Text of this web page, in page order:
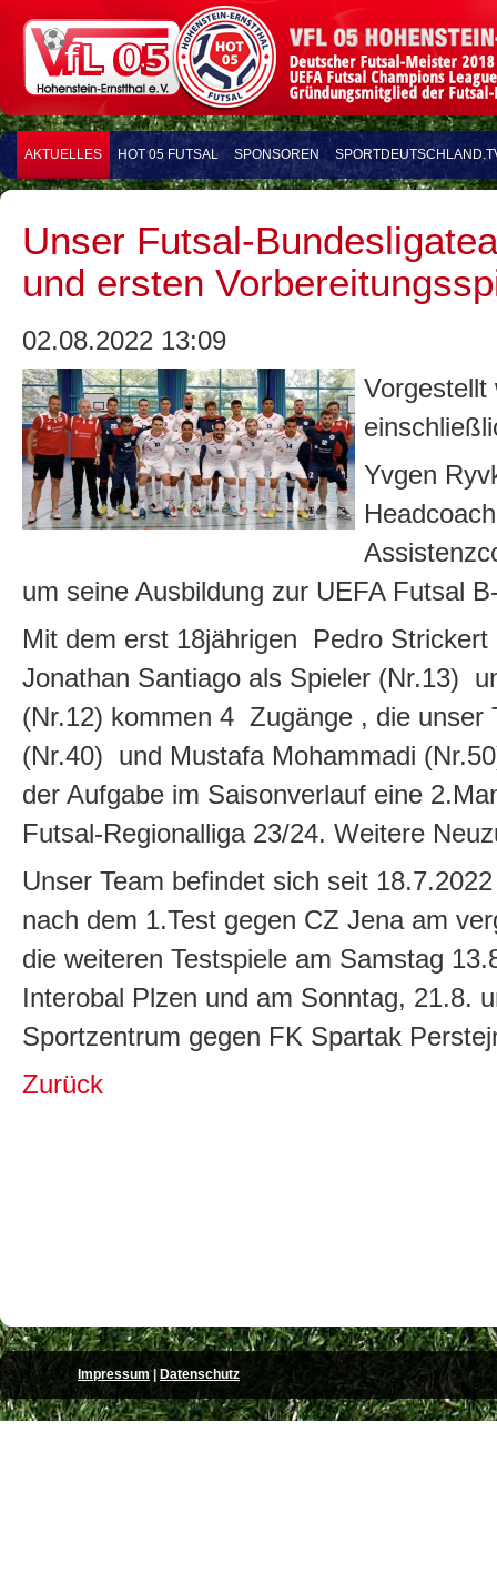
AKTUELLES HOT 05 FUTSAL SPONSOREN
Unser Futsal-
und ersten
02.08.2022 13:09
Vorgestellt
Yvgen
um seine Ausbildung zur UEFA Futsal
Mit dem erst 18jährigen Pedro
Jonathan Santiago als Spieler (Nr.13)
(Nr.12) kommen 4 Zugänge , die unser
(Nr.40) und Mustafa Mohammadi
der Aufgabe im Saisonverlauf eine
Futsal-Regionalliga 23/24. Weitere
Unser Team befindet sich seit
nach dem 1.Test gegen CZ Jena am
die weiteren Testspiele am Samstag
Interobal Plzen und am Sonntag, 21.8.
Sportzentrum gegen FK Spartak
Zurück
Impressum| Datenschutz